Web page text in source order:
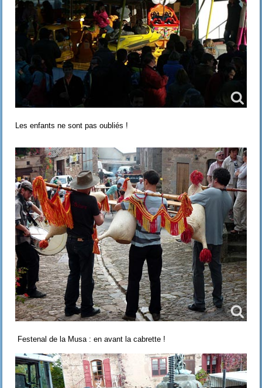
Les enfants ne sont pas oubliés !
Festenal de la Musa : en avant la cabrette !